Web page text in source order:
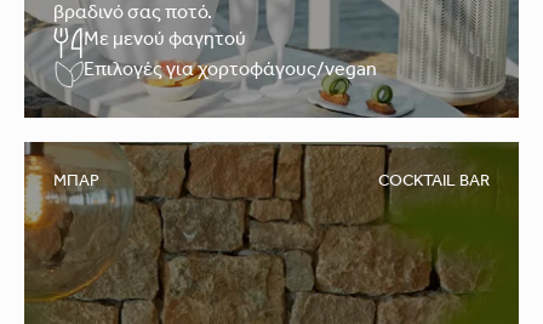
βραδινό σας ποτό.
Με μενού φαγητού
Επιλογές για χορτοφάγους/vegan
ΜΠΑΡ COCKTAIL BAR